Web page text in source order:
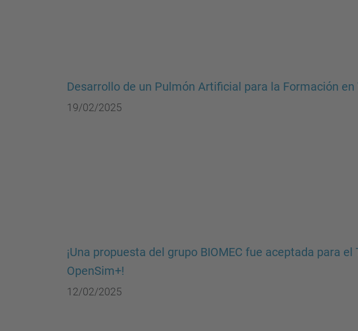
Desarrollo de un Pulmón Artificial para la Formación
19/02/2025
¡Una propuesta del grupo BIOMEC fue aceptada para
OpenSim+!
12/02/2025